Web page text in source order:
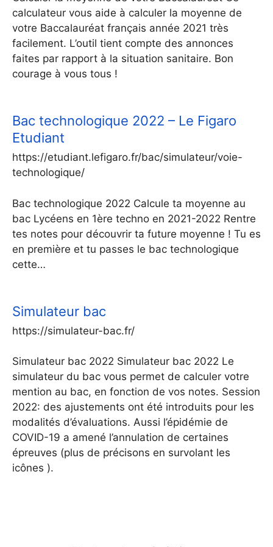
calculateur vous aide à calculer la moyenne de
votre Baccalauréat français année 2021 très
facilement. L’outil tient compte des annonces
faites par rapport à la situation sanitaire. Bon
courage à vous tous !
Bac technologique 2022 – Le Figaro
Etudiant
https://etudiant.lefigaro.fr/bac/simulateur/voie-
technologique/
Bac technologique 2022 Calcule ta moyenne au
bac Lycéens en 1ère techno en 2021-2022 Rentre
tes notes pour découvrir ta future moyenne ! Tu es
en première et tu passes le bac technologique
cette…
Simulateur bac
https://simulateur-bac.fr/
Simulateur bac 2022 Simulateur bac 2022 Le
simulateur du bac vous permet de calculer votre
mention au bac, en fonction de vos notes. Session
2022: des ajustements ont été introduits pour les
modalités d’évaluations. Aussi l’épidémie de
COVID-19 a amené l’annulation de certaines
épreuves (plus de précisons en survolant les
icônes ).